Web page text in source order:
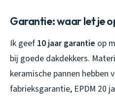
Garantie: waar let je
Ik geef 10 jaar garantie op
bij goede dakdekkers.
keramische pannen hebben
fabrieksgarantie, EPDM 20